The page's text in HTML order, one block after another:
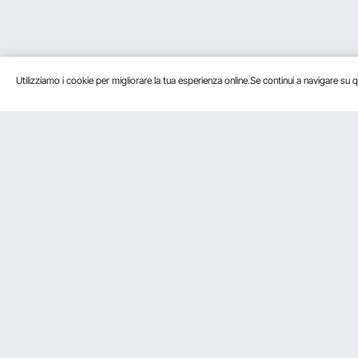
Utilizziamo i cookie per migliorare la tua esperienza online.Se continui a navigare